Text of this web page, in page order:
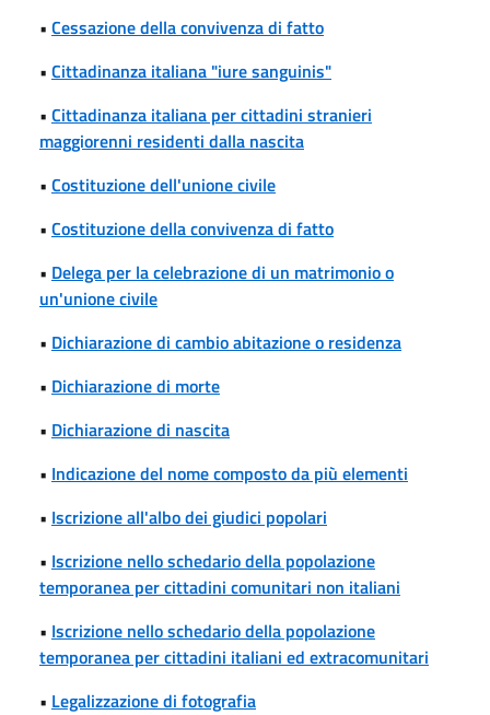
• Cessazione della convivenza di fatto
• Cittadinanza italiana "iure sanguinis"
• Cittadinanza italiana per cittadini stranieri
maggiorenni residenti dalla nascita
• Costituzione dell'unione civile
• Costituzione della convivenza di fatto
• Delega per la celebrazione di un matrimonio o
un'unione civile
• Dichiarazione di cambio abitazione o residenza
• Dichiarazione di morte
• Dichiarazione di nascita
• Indicazione del nome composto da più elementi
• Iscrizione all'albo dei giudici popolari
• Iscrizione nello schedario della popolazione
temporanea per cittadini comunitari non italiani
• Iscrizione nello schedario della popolazione
temporanea per cittadini italiani ed extracomunitari
• Legalizzazione di fotografia